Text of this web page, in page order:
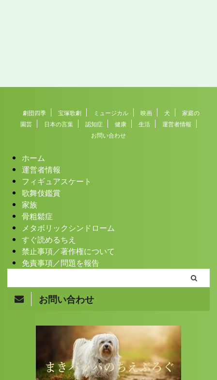
劇団四季 宝塚歌劇 ミュージカル 映画 犬
家庭の
園芸
日本の言葉 認知症 健康 生活
運営者情報
お問い合わせ
ホーム
運営者情報
フィギュアスケート
歌舞伎鑑賞
家族
骨粗鬆症
メタボリックシンドローム
すぐ読めるちえ
禁止事項／著作権について
免責事項／問題を報告
お問い合わせ
Copyright© まきバッパのちえぶろぐ , 2026 All Rights
Reserved.